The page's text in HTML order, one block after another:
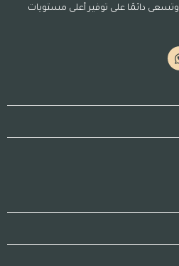
تأسست المؤسسة في عام 2018 وتسعى دائمًا على توفير أعلى مستويات